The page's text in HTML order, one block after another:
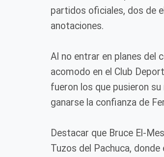
partidos oficiales, dos de
anotaciones.
Al no entrar en planes del
acomodo en el Club
fueron los que pusieron
ganarse la confianza de
Destacar que Bruce El-
Tuzos del Pachuca,